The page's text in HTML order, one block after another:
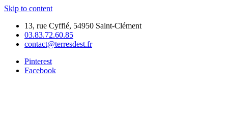
Skip to content
13, rue Cyfflé, 54950 Saint-Clément
03.83.72.60.85
contact@terresdest.fr
Pinterest
Facebook